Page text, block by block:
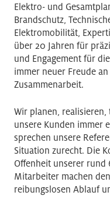
Elektro- und
Brandschutz,
Elektromobilität,
über 20 Jahren für
und Engagement für
immer neuer Freude
Zusammenarbeit.
Wir planen,
unsere Kunden immer
sprechen unsere
Situation zurecht. Die
Offenheit unserer
Mitarbeiter machen
reibungslosen Ablauf